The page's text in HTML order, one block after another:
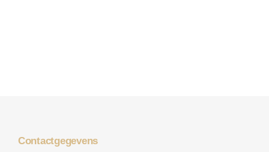
Contactgegevens